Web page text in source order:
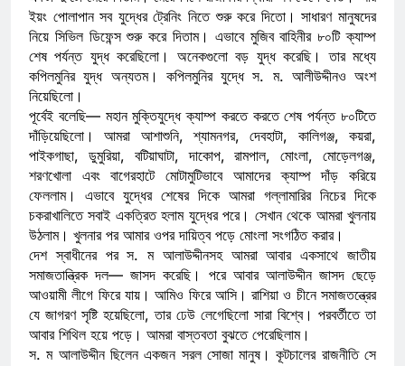
ইয়ং পোলাপান সব যুদ্ধের ট্রেনিং নিতে শুরু করে দিতো। সাধারণ মানুষদের
নিয়ে সিভিল ডিফেন্স শুরু করে দিতাম। এভাবে মুজিব বাহিনীর ৮০টি ক্যাম্প
শেষ পর্যন্ত যুদ্ধ করেছিলো। অনেকগুলো বড় যুদ্ধ করেছি। তার মধ্যে
কপিলমুনির যুদ্ধ অন্যতম। কপিলমুনির যুদ্ধে স. ম. আলীউদ্দীনও অংশ
নিয়েছিলো।
পূর্বেই বলেছি— মহান মুক্তিযুদ্ধে ক্যাম্প করতে করতে শেষ পর্যন্ত ৮০টিতে
দাঁড়িয়েছিলো। আমরা আশাশুনি, শ্যামনগর, দেবহাটা, কালিগঞ্জ, কয়রা,
পাইকগাছা, ডুমুরিয়া, বটিয়াঘাটা, দাকোপ, রামপাল, মোংলা, মোড়েলগঞ্জ,
শরণখোলা এবং বাগেরহাটে মোটামুটিভাবে আমাদের ক্যাম্প দাঁড় করিয়ে
ফেললাম। এভাবে যুদ্ধের শেষের দিকে আমরা গল্লামারির নিচের দিকে
চকরাখালিতে সবাই একত্রিত হলাম যুদ্ধের পরে। সেখান থেকে আমরা খুলনায়
উঠলাম। খুলনার পর আমার ওপর দায়িত্ব পড়ে মোংলা সংগঠিত করার।
দেশ স্বাধীনের পর স. ম আলাউদ্দীনসহ আমরা আবার একসাথে জাতীয়
সমাজতান্ত্রিক দল— জাসদ করেছি। পরে আবার আলাউদ্দীন জাসদ ছেড়ে
আওয়ামী লীগে ফিরে যায়। আমিও ফিরে আসি। রাশিয়া ও চীনে সমাজতন্ত্রের
যে জাগরণ সৃষ্টি হয়েছিলো, তার ঢেউ লেগেছিলো সারা বিশ্বে। পরবর্তীতে তা
আবার শিথিল হয়ে পড়ে। আমরা বাস্তবতা বুঝতে পেরেছিলাম।
স. ম আলাউদ্দীন ছিলেন একজন সরল সোজা মানুষ। কূটচালের রাজনীতি সে